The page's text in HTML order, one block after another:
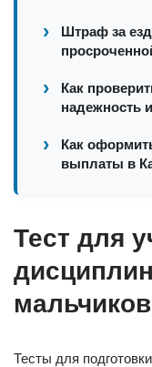
Штраф за
Как
надежность
Как
выплаты в
Тест для
Тесты для